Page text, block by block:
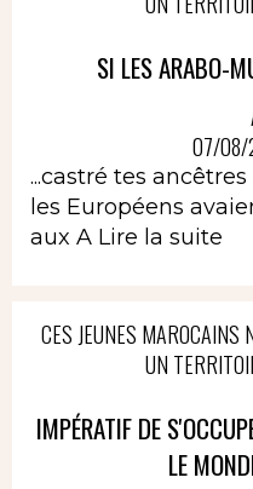
SI LES ARABO-
07/08/
...castré tes
les Européens
aux A Lire la suite
CES JEUNES MAROCAINS
UN
IMPÉRATIF DE
LE